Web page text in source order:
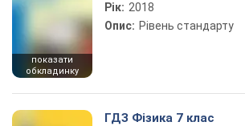
показати
обкладинку
Рік: 2018
Опис: Рівень стандарту
ГДЗ Фізика 7 клас